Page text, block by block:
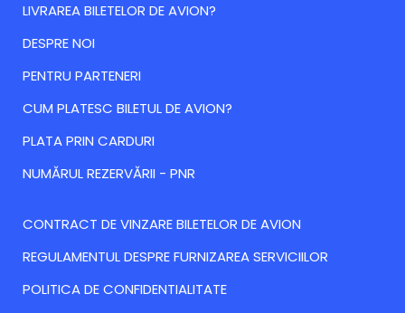
LIVRAREA BILETELOR DE AVION?
DESPRE NOI
PENTRU PARTENERI
CUM PLATESC BILETUL DE AVION?
PLATA PRIN CARDURI
NUMĂRUL REZERVĂRII - PNR
CONTRACT DE VINZARE BILETELOR DE AVION
REGULAMENTUL DESPRE FURNIZAREA SERVICIILOR
POLITICA DE CONFIDENTIALITATE